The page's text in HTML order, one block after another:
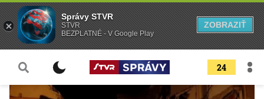
24
Správy STVR
STVR
BEZPLATNÉ - V Google Play
ZOBRAZIŤ